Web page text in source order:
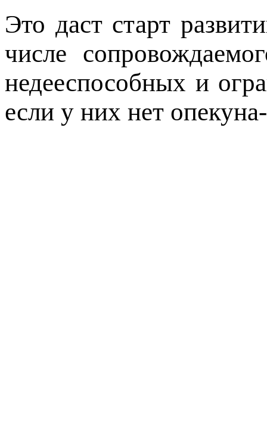
Это даст старт
числе
недееспособных и
если у них нет